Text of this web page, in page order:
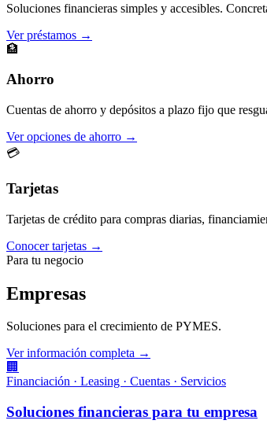
Soluciones financieras simples y accesibles.
Ver préstamos →
🏦
Ahorro
Cuentas de ahorro y depósitos a plazo fijo que
Ver opciones de ahorro →
💳
Tarjetas
Tarjetas de crédito para compras diarias,
Conocer tarjetas →
Para tu negocio
Empresas
Soluciones para el crecimiento de PYMES.
Ver información completa →
🏢
Financiación · Leasing · Cuentas · Servicios
Soluciones financieras para tu empresa